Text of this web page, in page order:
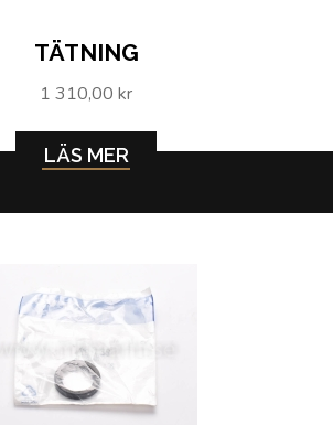
TÄTNING
1 310,00 kr
LÄS MER